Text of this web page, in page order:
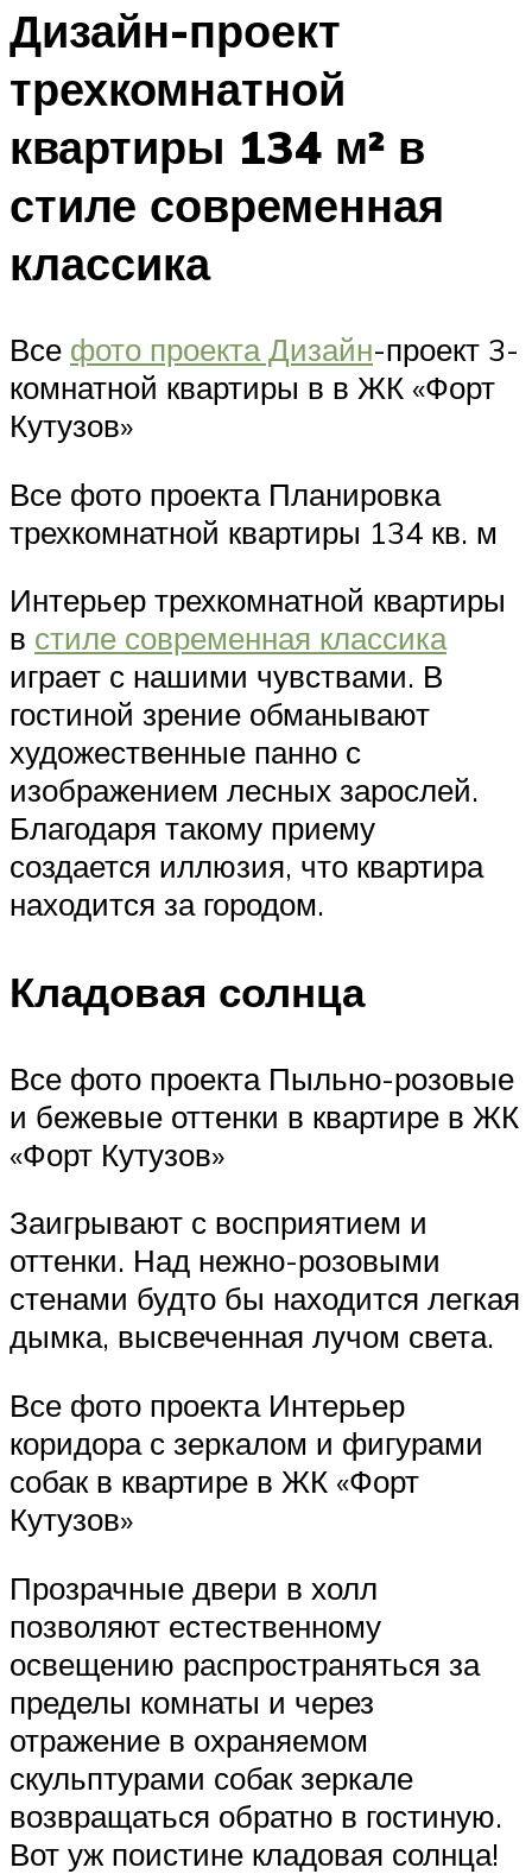
Дизайн-проект
трехкомнатной
квартиры 134 м² в
стиле современная
классика
Все фото проекта Дизайн-проект 3-
комнатной квартиры в в ЖК «Форт
Кутузов»
Все фото проекта Планировка
трехкомнатной квартиры 134 кв. м
Интерьер трехкомнатной квартиры
в стиле современная классика
играет с нашими чувствами. В
гостиной зрение обманывают
художественные панно с
изображением лесных зарослей.
Благодаря такому приему
создается иллюзия, что квартира
находится за городом.
Кладовая солнца
Все фото проекта Пыльно-розовые
и бежевые оттенки в квартире в ЖК
«Форт Кутузов»
Заигрывают с восприятием и
оттенки. Над нежно-розовыми
стенами будто бы находится легкая
дымка, высвеченная лучом света.
Все фото проекта Интерьер
коридора с зеркалом и фигурами
собак в квартире в ЖК «Форт
Кутузов»
Прозрачные двери в холл
позволяют естественному
освещению распространяться за
пределы комнаты и через
отражение в охраняемом
скульптурами собак зеркале
возвращаться обратно в гостиную.
Вот уж поистине кладовая солнца!